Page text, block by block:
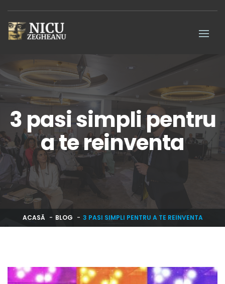
3 pasi simpli pentru
a te reinventa
ACASĂ BLOG 3 PASI SIMPLI PENTRU A TE REINVENTA